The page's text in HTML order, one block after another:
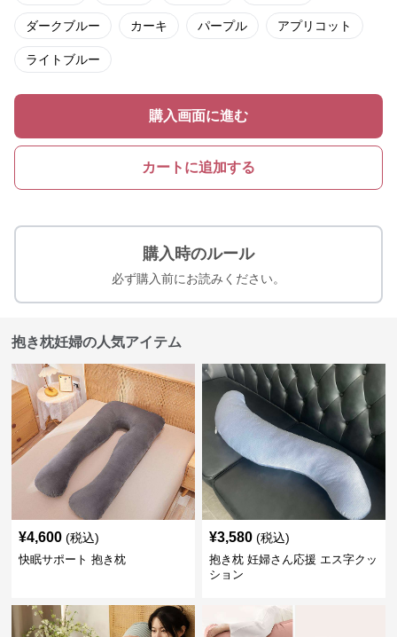
ダークブルー カーキ パープル アプリコット
ライトブルー
購入画面に進む
カートに追加する
購入時のルール
必ず購入前にお読みください。
抱き枕妊婦の人気アイテム
¥4,600 (税込)
快眠サポート 抱き枕
¥3,580 (税込)
抱き枕 妊婦さん応援 エス字クッ
ション